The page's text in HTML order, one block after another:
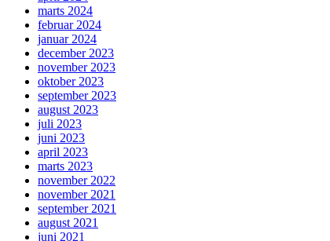
marts 2024
februar 2024
januar 2024
december 2023
november 2023
oktober 2023
september 2023
august 2023
juli 2023
juni 2023
april 2023
marts 2023
november 2022
november 2021
september 2021
august 2021
juni 2021